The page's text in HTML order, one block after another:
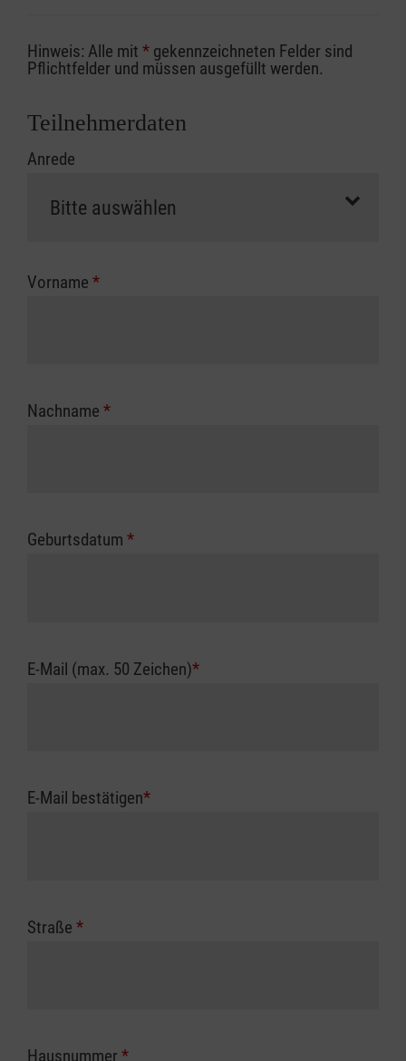
Sofern Sie ein Kostenübernahmeverfahren
Ihrer Berufsgenossenschaft / Unfallkasse
Abrechnungsunterlagen spätestens zu
erfolgt eine Abrechnung der vollen Kursgebühr
Die notwendigen Formulare für die
zuständigen Berufsgenossenschaft oder
Hinweis: Alle mit * gekennzeichneten Felder sind
Pflichtfelder und müssen ausgefüllt werden.
Teilnehmerdaten
Anrede
Vorname *
Nachname *
Geburtsdatum *
E-Mail (max. 50 Zeichen)*
E-Mail bestätigen*
Straße *
Hausnummer *